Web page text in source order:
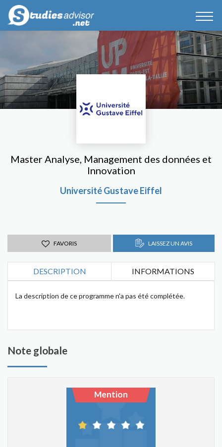
Master Analyse, Management des données et
Innovation
Université Gustave Eiffel
FAVORIS LAISSEZ UN AVIS
DESCRIPTION INFORMATIONS
La description de ce programme n'a pas été complétée.
Note globale
Mention